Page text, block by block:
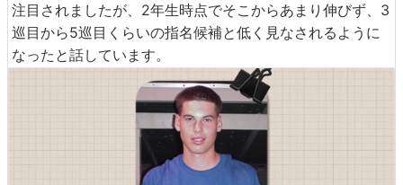
注目されましたが、2年生時点でそこからあまり伸びず、3
巡目から5巡目くらいの指名候補と低く見なされるように
なったと話しています。